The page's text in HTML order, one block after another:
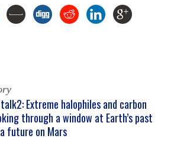
Extreme halophiles and carbon
through a window at Earth’s past
future on Mars